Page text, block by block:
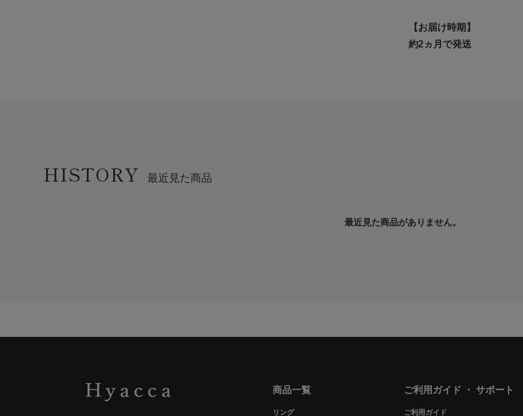
【お届け時期】
約2ヵ月で発送
HISTORY
最近見た商品がありません。
商品一覧
リング
ご利用ガイド ・ サポート
ご利用ガイド